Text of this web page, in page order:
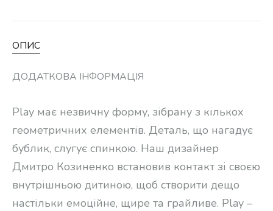
ОПИС
ДОДАТКОВА ІНФОРМАЦІЯ
Play має незвичну форму, зібрану з кількох
геометричних елементів. Деталь, що нагадує
бублик, слугує спинкою. Наш дизайнер
Дмитро Козиненко встановив контакт зі своєю
внутрішньою дитиною, щоб створити дещо
настільки емоційне, щире та грайливе. Play –